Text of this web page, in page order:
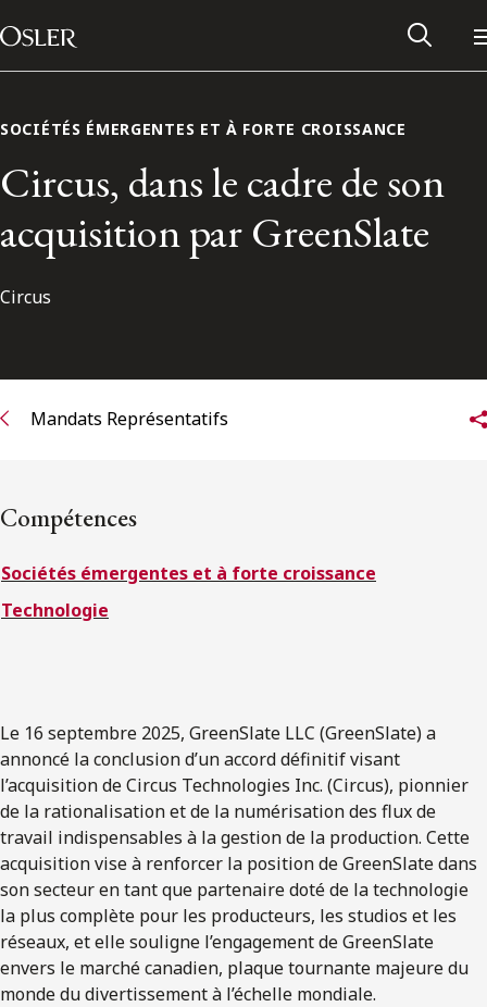
Passer au contenu
Main Navigation
Réseau des anciens d’Osler
S’abonner aux articles Osler
S’abonner
SOCIÉTÉS ÉMERGENTES ET À FORTE CROISSANCE
Circus, dans le cadre de son
acquisition par GreenSlate
Circus
Mandats Représentatifs
Compétences
Sociétés émergentes et à forte croissance
Technologie
Le 16 septembre 2025, GreenSlate LLC (GreenSlate) a
annoncé la conclusion d’un accord définitif visant
l’acquisition de Circus Technologies Inc. (Circus), pionnier
de la rationalisation et de la numérisation des flux de
travail indispensables à la gestion de la production. Cette
acquisition vise à renforcer la position de GreenSlate dans
son secteur en tant que partenaire doté de la technologie
la plus complète pour les producteurs, les studios et les
réseaux, et elle souligne l’engagement de GreenSlate
envers le marché canadien, plaque tournante majeure du
monde du divertissement à l’échelle mondiale.